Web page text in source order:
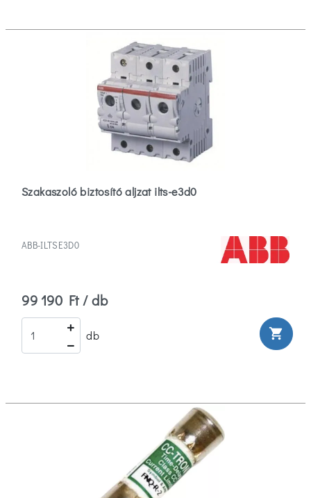
Szakaszoló biztosító aljzat ilts-e3d0
ABB-ILTSE3D0
99 190 Ft / db
db shopping_cart